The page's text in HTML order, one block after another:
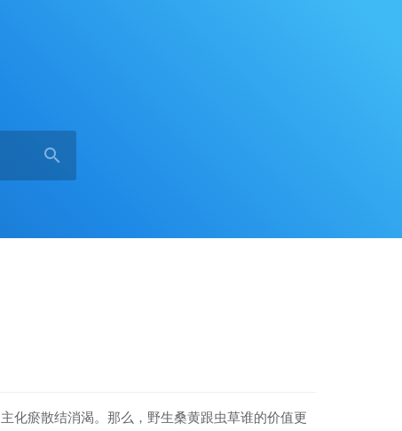
化瘀散结消渴。那么，野生桑黄跟虫草谁的价值更